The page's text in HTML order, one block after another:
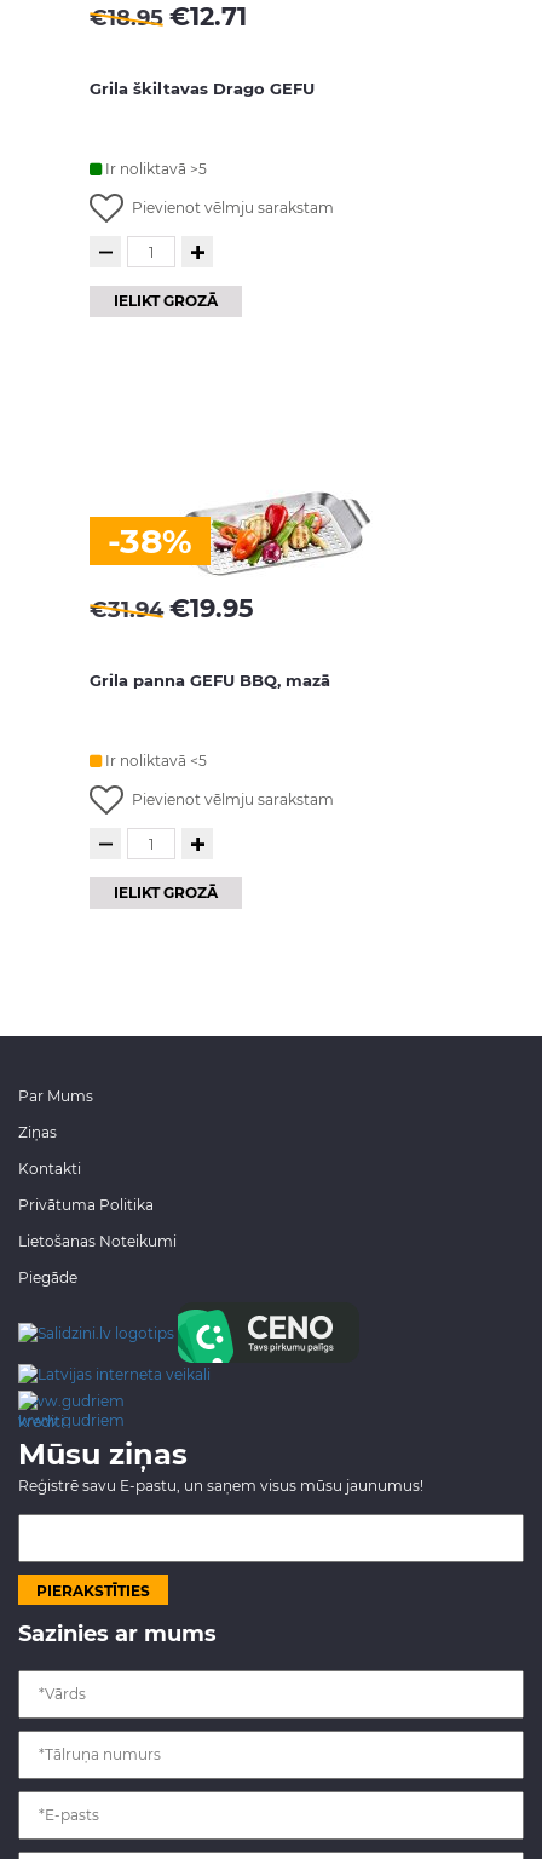
€18.95 €12.71
Grila škiltavas Drago GEFU
Ir noliktavā >5
Pievienot vēlmju sarakstam
IELIKT GROZĀ
-38%
€31.94 €19.95
Grila panna GEFU BBQ, mazā
Ir noliktavā <5
Pievienot vēlmju sarakstam
IELIKT GROZĀ
Par Mums
Ziņas
Kontakti
Privātuma Politika
Lietošanas Noteikumi
Piegāde
www.gudriem.lv/atrie-
krediti
Mūsu ziņas
Reģistrē savu E-pastu, un saņem visus mūsu jaunumus!
Sazinies ar mums